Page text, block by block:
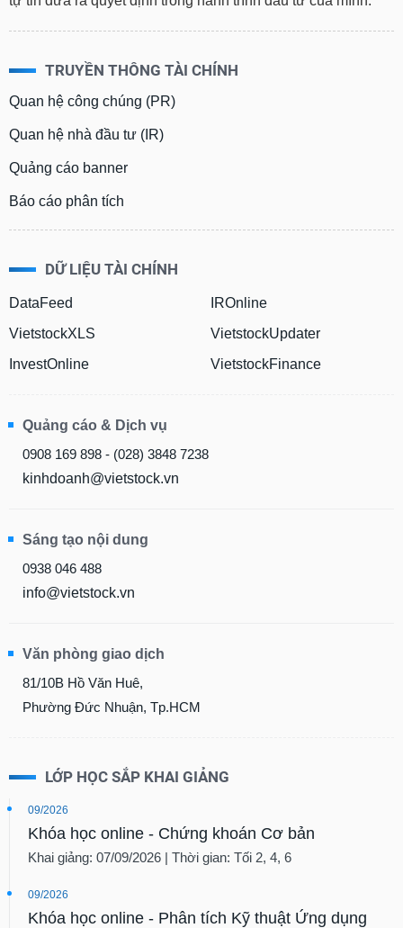
TRUYỀN THÔNG TÀI CHÍNH
Quan hệ công chúng (PR)
Quan hệ nhà đầu tư (IR)
Quảng cáo banner
Báo cáo phân tích
DỮ LIỆU TÀI CHÍNH
DataFeed
VietstockXLS
InvestOnline
IROnline
VietstockUpdater
VietstockFinance
Quảng cáo & Dịch vụ
0908 169 898 - (028) 3848 7238
kinhdoanh@vietstock.vn
Sáng tạo nội dung
0938 046 488
info@vietstock.vn
Văn phòng giao dịch
81/10B Hồ Văn Huê,
Phường Đức Nhuận, Tp.HCM
LỚP HỌC SẮP KHAI GIẢNG
09/2026
Khóa học online - Chứng khoán Cơ bản
Khai giảng: 07/09/2026 | Thời gian: Tối 2, 4, 6
09/2026
Khóa học online - Phân tích Kỹ thuật Ứng dụng